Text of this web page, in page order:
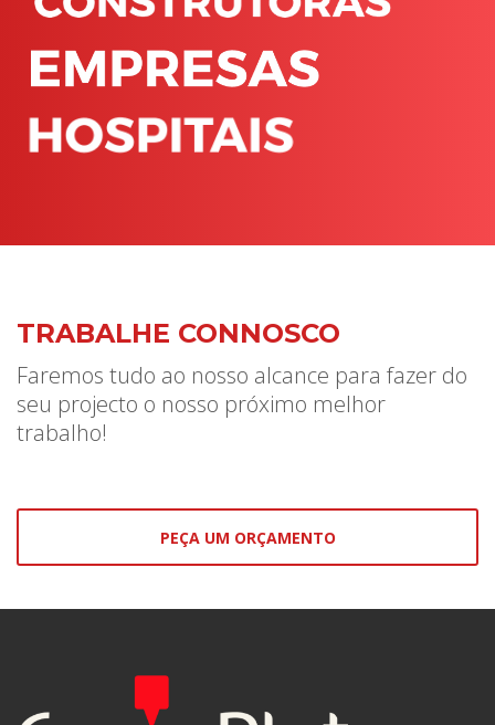
TRABALHE CONNOSCO
Faremos tudo ao nosso alcance para fazer do
seu projecto o nosso próximo melhor
trabalho!
PEÇA UM ORÇAMENTO